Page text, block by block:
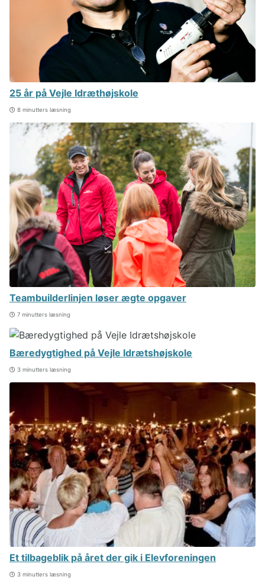
25 år på Vejle Idræthøjskole
8 minutters læsning
Teambuilderlinjen løser ægte opgaver
7 minutters læsning
Bæredygtighed på Vejle Idrætshøjskole
3 minutters læsning
Et tilbageblik på året der gik i Elevforeningen
3 minutters læsning